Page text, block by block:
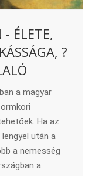
- ÉLETE,
?
a magyar
Ha az
után a
a nemesség
a